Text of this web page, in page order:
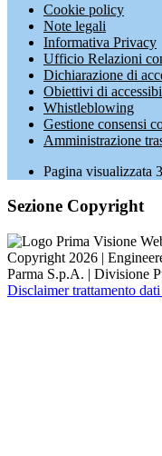
Cookie policy
Note legali
Informativa Privacy
Ufficio Relazioni
Dichiarazione di
Obiettivi di
Whistleblowing
Gestione consensi
Amministrazione
Pagina visualizzata
Sezione Copyright
Copyright 2026 |
Parma S.p.A. | Divisione
Disclaimer trattamento